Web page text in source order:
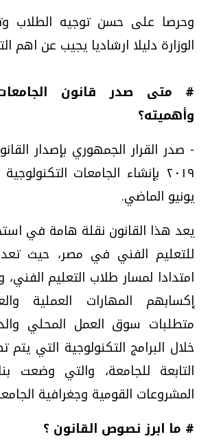
وحرصا على حسن توجيه الطلاب
الوزارة دليلا ارشاديا يجيب عن اهم
# متى صدر قانون الجامعات
وأهميته؟
٢٠١٩ بإنشاء الجامعات
يونيو الماضي.
يعد هذا القانون نقلة هامة في
للتعليم الفني في مصر، حيث
امتدادا لمسار طلاب التعليم
إكسابهم المهارات العملية
متطلبات سوق العمل المحلي
خلال البرامج التكنولوجية التي يتم
التابعة للجامعة، والتي وضعت
المشروعات القومية وجغرافية
# ما ابرز نصوص القانون ؟